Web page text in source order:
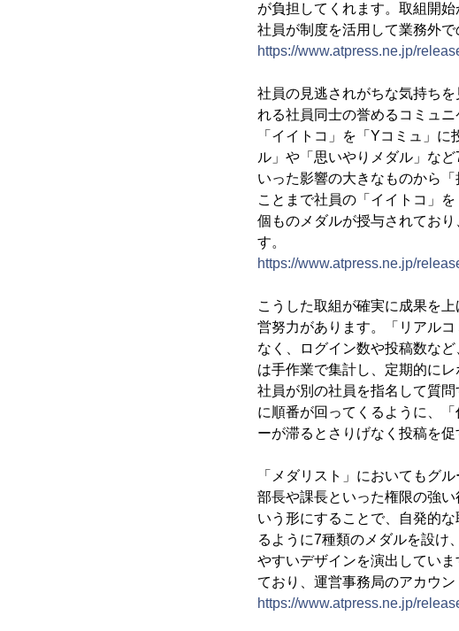
が負担してくれます。取組開
社員が制度を活用して業務外で
https://www.atpress.ne.jp/
社員の見逃されがちな気持ち
れる社員同士の誉めるコミュ
「イイトコ」を「Yコミュ」
ル」や「思いやりメダル」な
いった影響の大きなものから
ことまで社員の「イイトコ」
個ものメダルが授与されてお
す。
https://www.atpress.ne.jp/
こうした取組が確実に成果を
営努力があります。「リアル
なく、ログイン数や投稿数な
は手作業で集計し、定期的に
社員が別の社員を指名して質
に順番が回ってくるように、
ーが滞るとさりげなく投稿を
「メダリスト」においてもグ
部長や課長といった権限の強
いう形にすることで、自発的
るように7種類のメダルを設け
やすいデザインを演出してい
ており、運営事務局のアカウ
https://www.atpress.ne.jp/